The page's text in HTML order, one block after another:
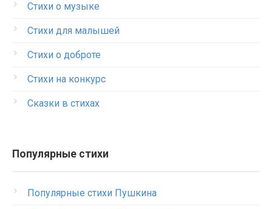
Стихи о музыке
Стихи для малышей
Стихи о доброте
Стихи на конкурс
Сказки в стихах
Популярные стихи
Популярные стихи Пушкина